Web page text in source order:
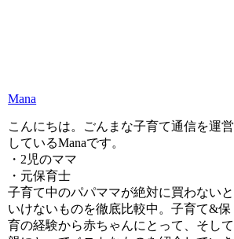
Mana
こんにちは。ごんまな子育て通信を運営
しているManaです。
・2児のママ
・元保育士
子育て中のパパママが絶対に買わないと
いけないものを徹底比較中。子育て&保
育の経験から赤ちゃんにとって、そして